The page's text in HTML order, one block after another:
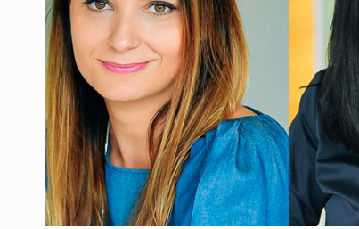
INTERVIURI PUTTING ROMANIAN CORPORATE
INTERVIURI OUR EDGE WILL COME FROM
INTERVIURI COFFEE IS OUR LOVE LANGUAGE
STIRI Hard Enduro Piatra Craiului 2026,
STIRI Fondul de investitii BoldMind si